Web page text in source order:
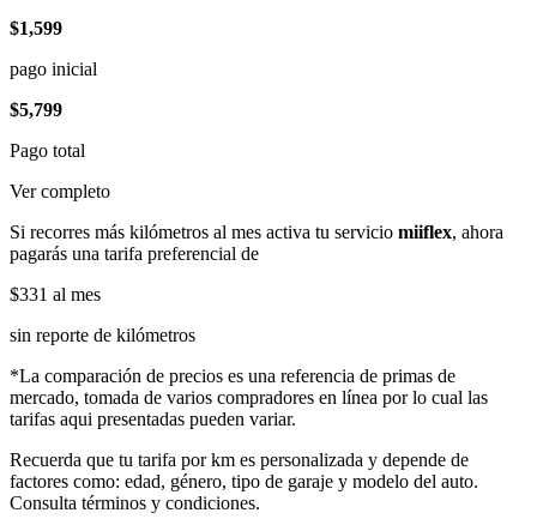
$1,599
pago inicial
$5,799
Pago total
Ver completo
Si recorres más kilómetros al mes activa tu servicio miiflex, ahora
pagarás una tarifa preferencial de
$331 al mes
sin reporte de kilómetros
*La comparación de precios es una referencia de primas de
mercado, tomada de varios compradores en línea por lo cual las
tarifas aqui presentadas pueden variar.
Recuerda que tu tarifa por km es personalizada y depende de
factores como: edad, género, tipo de garaje y modelo del auto.
Consulta términos y condiciones.